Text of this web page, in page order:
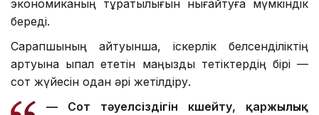
экономиканың тұрақтылығын нығайтуға мүмкіндік
береді.
Сарапшының айтуынша, іскерлік белсенділіктің
артуына ықпал ететін маңызды тетіктердің бірі —
сот жүйесін одан әрі жетілдіру.
— Сот тәуелсіздігін күшейту, қаржылық